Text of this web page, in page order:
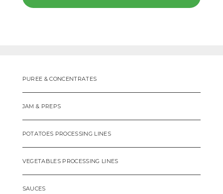
PUREE & CONCENTRATES
JAM & PREPS
POTATOES PROCESSING LINES
VEGETABLES PROCESSING LINES
SAUCES